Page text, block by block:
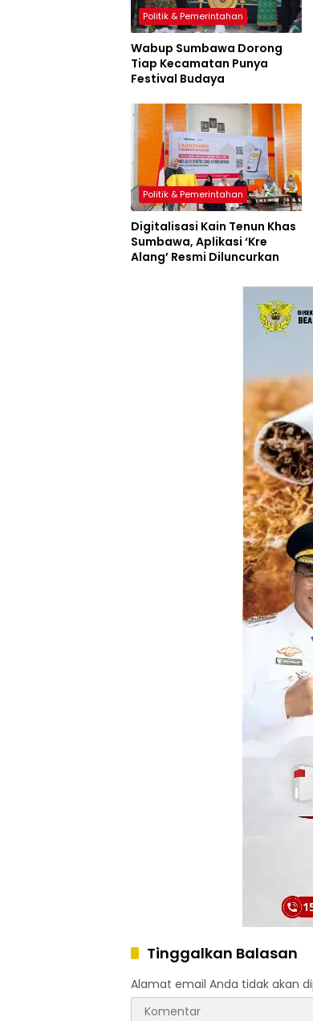
Politik & Pemerintahan
Wabup Sumbawa Dorong
Tiap Kecamatan Punya
Festival Budaya
Politik & Pemerintahan
Digitalisasi Kain Tenun Khas
Sumbawa, Aplikasi ‘Kre
Alang’ Resmi Diluncurkan
Tinggalkan Balasan
Alamat email Anda tidak akan